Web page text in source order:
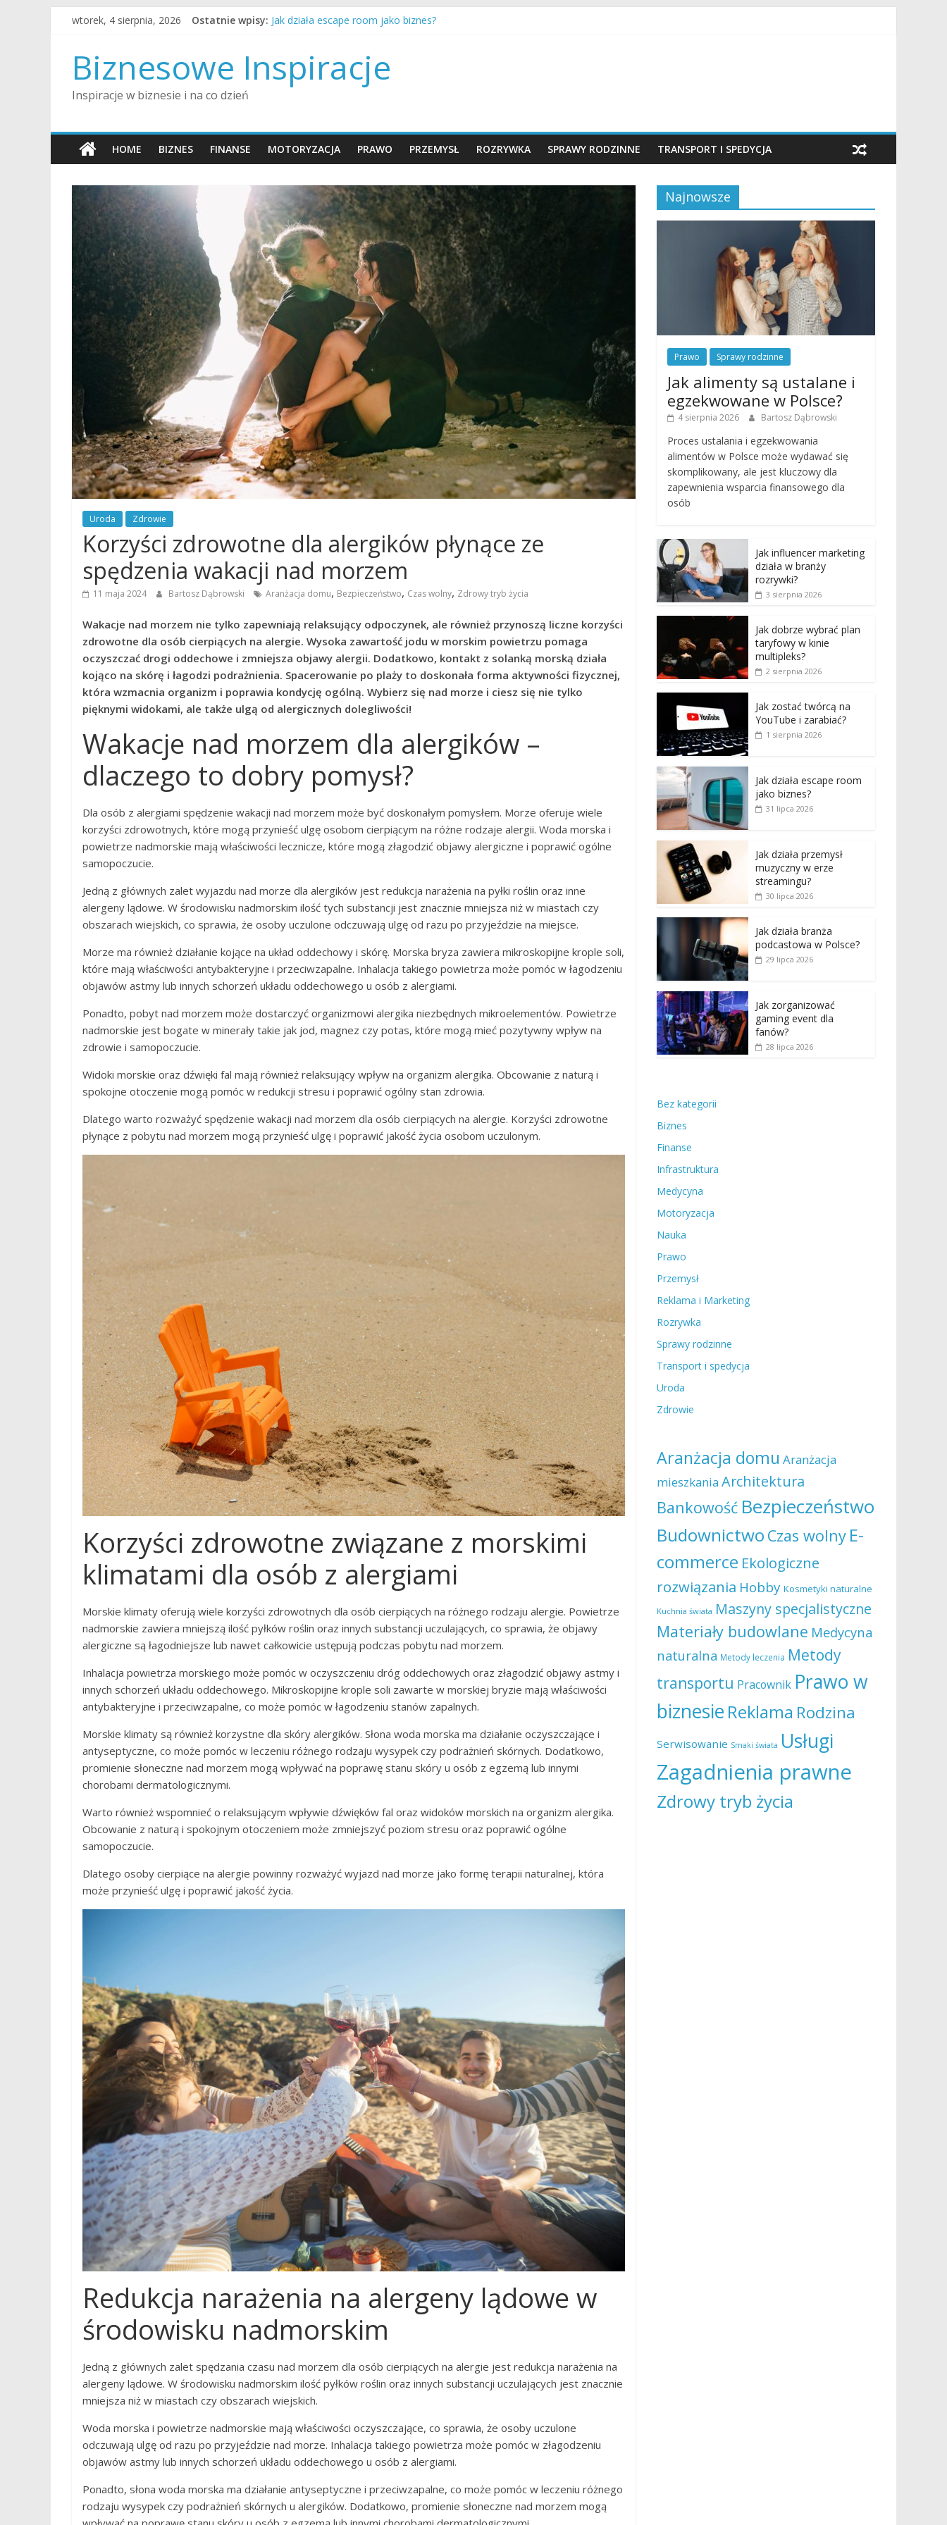
Skipwtorek, 4 sierpnia, 2026 Ostatnie wpisy: Jak działa escape room jako biznes?
Jak dobrze wybrać plan taryfowy w kinie multipleks?
Jak zostać twórcą na YouTube i zarabiać?
Biznesowe Inspiracje
Inspiracje w biznesie i na co dzień
HOME BIZNES FINANSE MOTORYZACJA PRAWO PRZEMYSŁ ROZRYWKA SPRAWY RODZINNE TRANSPORT I SPEDYCJA
Uroda Zdrowie
Korzyści zdrowotne dla alergików płynące ze
spędzenia wakacji nad morzem
11 maja 2024 Bartosz Dąbrowski Aranżacja domu, Bezpieczeństwo, Czas wolny, Zdrowy tryb życia
Wakacje nad morzem nie tylko zapewniają relaksujący odpoczynek, ale również przynoszą liczne korzyści
zdrowotne dla osób cierpiących na alergie. Wysoka zawartość jodu w morskim powietrzu pomaga
oczyszczać drogi oddechowe i zmniejsza objawy alergii. Dodatkowo, kontakt z solanką morską działa
kojąco na skórę i łagodzi podrażnienia. Spacerowanie po plaży to doskonała forma aktywności fizycznej,
która wzmacnia organizm i poprawia kondycję ogólną. Wybierz się nad morze i ciesz się nie tylko
pięknymi widokami, ale także ulgą od alergicznych dolegliwości!
Wakacje nad morzem dla alergików –
dlaczego to dobry pomysł?
Dla osób z alergiami spędzenie wakacji nad morzem może być doskonałym pomysłem. Morze oferuje wiele
korzyści zdrowotnych, które mogą przynieść ulgę osobom cierpiącym na różne rodzaje alergii. Woda morska i
powietrze nadmorskie mają właściwości lecznicze, które mogą złagodzić objawy alergiczne i poprawić ogólne
samopoczucie.
Jedną z głównych zalet wyjazdu nad morze dla alergików jest redukcja narażenia na pyłki roślin oraz inne
alergeny lądowe. W środowisku nadmorskim ilość tych substancji jest znacznie mniejsza niż w miastach czy
obszarach wiejskich, co sprawia, że osoby uczulone odczuwają ulgę od razu po przyjeździe na miejsce.
Morze ma również działanie kojące na układ oddechowy i skórę. Morska bryza zawiera mikroskopijne krople soli,
które mają właściwości antybakteryjne i przeciwzapalne. Inhalacja takiego powietrza może pomóc w łagodzeniu
objawów astmy lub innych schorzeń układu oddechowego u osób z alergiami.
Ponadto, pobyt nad morzem może dostarczyć organizmowi alergika niezbędnych mikroelementów. Powietrze
nadmorskie jest bogate w minerały takie jak jod, magnez czy potas, które mogą mieć pozytywny wpływ na
zdrowie i samopoczucie.
Widoki morskie oraz dźwięki fal mają również relaksujący wpływ na organizm alergika. Obcowanie z naturą i
spokojne otoczenie mogą pomóc w redukcji stresu i poprawić ogólny stan zdrowia.
Dlatego warto rozważyć spędzenie wakacji nad morzem dla osób cierpiących na alergie. Korzyści zdrowotne
płynące z pobytu nad morzem mogą przynieść ulgę i poprawić jakość życia osobom uczulonym.
Korzyści zdrowotne związane z morskimi
klimatami dla osób z alergiami
Morskie klimaty oferują wiele korzyści zdrowotnych dla osób cierpiących na różnego rodzaju alergie. Powietrze
nadmorskie zawiera mniejszą ilość pyłków roślin oraz innych substancji uczulających, co sprawia, że objawy
alergiczne są łagodniejsze lub nawet całkowicie ustępują podczas pobytu nad morzem.
Inhalacja powietrza morskiego może pomóc w oczyszczeniu dróg oddechowych oraz złagodzić objawy astmy i
innych schorzeń układu oddechowego. Mikroskopijne krople soli zawarte w morskiej bryzie mają właściwości
antybakteryjne i przeciwzapalne, co może pomóc w łagodzeniu stanów zapalnych.
Morskie klimaty są również korzystne dla skóry alergików. Słona woda morska ma działanie oczyszczające i
antyseptyczne, co może pomóc w leczeniu różnego rodzaju wysypek czy podrażnień skórnych. Dodatkowo,
promienie słoneczne nad morzem mogą wpływać na poprawę stanu skóry u osób z egzemą lub innymi
chorobami dermatologicznymi.
Warto również wspomnieć o relaksującym wpływie dźwięków fal oraz widoków morskich na organizm alergika.
Obcowanie z naturą i spokojnym otoczeniem może zmniejszyć poziom stresu oraz poprawić ogólne
samopoczucie.
Dlatego osoby cierpiące na alergie powinny rozważyć wyjazd nad morze jako formę terapii naturalnej, która
może przynieść ulgę i poprawić jakość życia.
Redukcja narażenia na alergeny lądowe w
środowisku nadmorskim
Jedną z głównych zalet spędzania czasu nad morzem dla osób cierpiących na alergie jest redukcja narażenia na
alergeny lądowe. W środowisku nadmorskim ilość pyłków roślin oraz innych substancji uczulających jest znacznie
mniejsza niż w miastach czy obszarach wiejskich.
Woda morska i powietrze nadmorskie mają właściwości oczyszczające, co sprawia, że osoby uczulone
odczuwają ulgę od razu po przyjeździe nad morze. Inhalacja takiego powietrza może pomóc w złagodzeniu
objawów astmy lub innych schorzeń układu oddechowego u osób z alergiami.
Ponadto, słona woda morska ma działanie antyseptyczne i przeciwzapalne, co może pomóc w leczeniu różnego
rodzaju wysypek czy podrażnień skórnych u alergików. Dodatkowo, promienie słoneczne nad morzem mogą
Najnowsze
Prawo Sprawy rodzinne
Jak alimenty są ustalane i
egzekwowane w Polsce?
4 sierpnia 2026 Bartosz Dąbrowski
Proces ustalania i egzekwowania
alimentów w Polsce może wydawać się
skomplikowany, ale jest kluczowy dla
zapewnienia wsparcia finansowego dla
osób
Jak influencer marketing
działa w branży
rozrywki?
3 sierpnia 2026
Jak dobrze wybrać plan
taryfowy w kinie
multipleks?
2 sierpnia 2026
Jak zostać twórcą na
YouTube i zarabiać?
1 sierpnia 2026
Jak działa escape room
jako biznes?
31 lipca 2026
Jak działa przemysł
muzyczny w erze
streamingu?
30 lipca 2026
Jak działa branża
podcastowa w Polsce?
29 lipca 2026
Jak zorganizować
gaming event dla
fanów?
28 lipca 2026
Bez kategorii
Biznes
Finanse
Infrastruktura
Medycyna
Motoryzacja
Nauka
Prawo
Przemysł
Reklama i Marketing
Rozrywka
Sprawy rodzinne
Transport i spedycja
Uroda
Zdrowie
Aranżacja domu Aranżacja
mieszkaniaArchitektura
Bankowość Bezpieczeństwo
Budownictwo Czas wolny E-
commerce Ekologiczne
rozwiązania Hobby Kosmetyki naturalne
Kuchnia świata Maszyny specjalistyczne
Materiały budowlane Medycyna
naturalna Metody leczenia Metody
transportu Pracownik Prawo w
biznesie Reklama Rodzina
Serwisowanie Smaki świata Usługi
Zagadnienia prawne
Zdrowy tryb życia